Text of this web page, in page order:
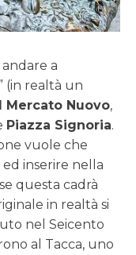
a
” (in realtà un
Nuovo,
Piazza Signoria.
vuole che
inserire nella
questa cadrà
in realtà si
nel Seicento
al Tacca, uno